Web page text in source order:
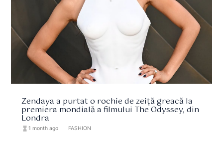
Zendaya a purtat o rochie de zeiță greacă la
premiera mondială a filmului The Odyssey, din
Londra
hourglass_full 1 month ago FASHION